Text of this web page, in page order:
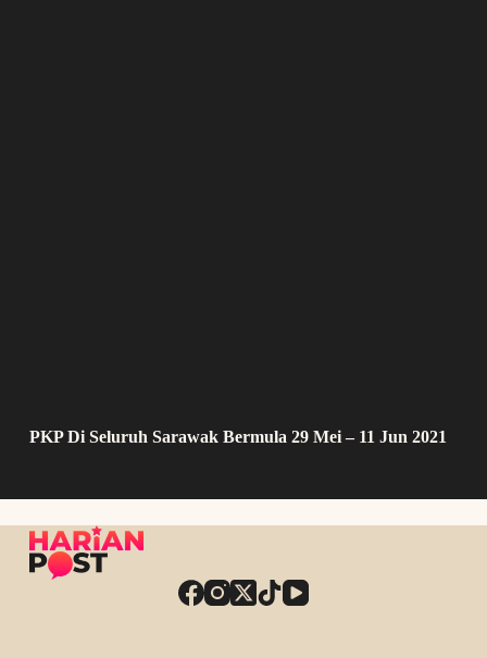
PKP Di Seluruh Sarawak Bermula 29 Mei – 11 Jun 2021